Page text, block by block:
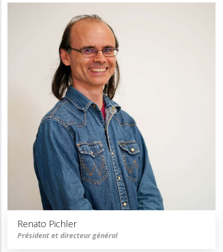
Renato Pichler
Président et directeur général